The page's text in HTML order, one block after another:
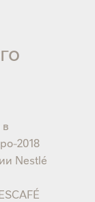
2018
Nestlé